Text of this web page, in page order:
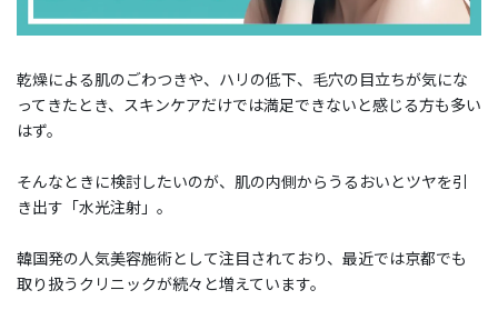
乾燥による肌のごわつきや、ハリの低下、毛穴の目立ちが気にな
ってきたとき、スキンケアだけでは満足できないと感じる方も多い
はず。
そんなときに検討したいのが、肌の内側からうるおいとツヤを引
き出す「水光注射」。
韓国発の人気美容施術として注目されており、最近では京都でも
取り扱うクリニックが続々と増えています。